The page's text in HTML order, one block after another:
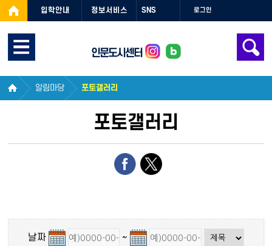
입학안내 정보서비스 SNS 로그인
인문도시센터
알림마당 포토갤러리
포토갤러리
날짜 ~